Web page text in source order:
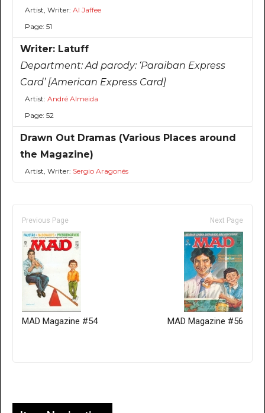
Artist, Writer: Al Jaffee
Page: 51
Writer: Latuff
Department:Ad parody: ‘Paraiban Express
Card’ [American Express Card]
Artist: André Almeida
Page: 52
Drawn Out Dramas (Various Places around
the Magazine)
Artist, Writer: Sergio Aragonés
Previous Page
MAD Magazine #54
Next Page
MAD Magazine #56